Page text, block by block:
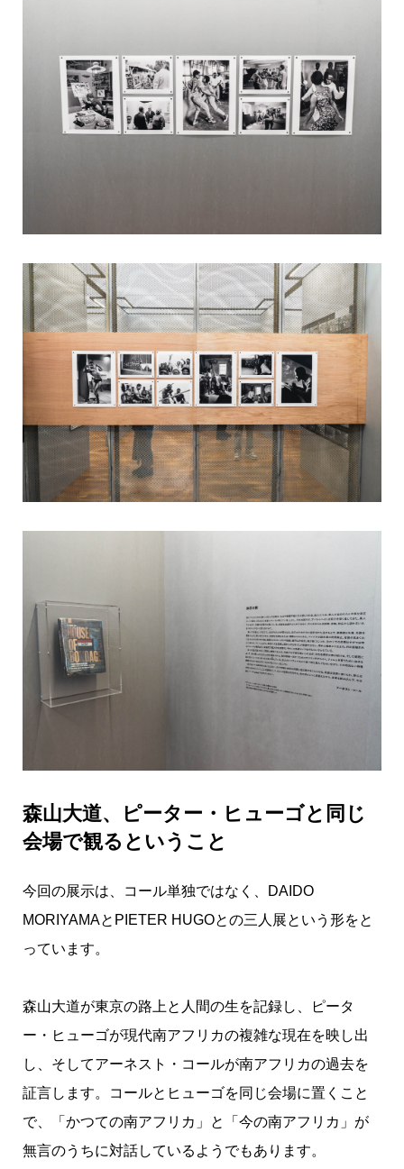
森山大道、ピーター・ヒューゴと同じ
会場で観るということ
今回の展示は、コール単独ではなく、DAIDO
MORIYAMAとPIETER HUGOとの三人展という形をと
っています。
森山大道が東京の路上と人間の生を記録し、ピータ
ー・ヒューゴが現代南アフリカの複雑な現在を映し出
し、そしてアーネスト・コールが南アフリカの過去を
証言します。コールとヒューゴを同じ会場に置くこと
で、「かつての南アフリカ」と「今の南アフリカ」が
無言のうちに対話しているようでもあります。